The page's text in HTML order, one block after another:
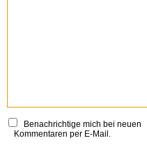
Benachrichtige mich bei neuen
Kommentaren per E-Mail.